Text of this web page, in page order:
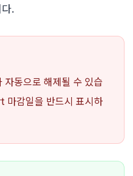
.
자동으로 해제될 수 있습
마감일을 반드시 표시하